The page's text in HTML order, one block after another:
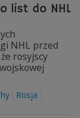
list do NHL
NHL przed
rosyjscy
Rosja